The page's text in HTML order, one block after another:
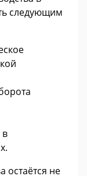
следующим
в
остаётся не